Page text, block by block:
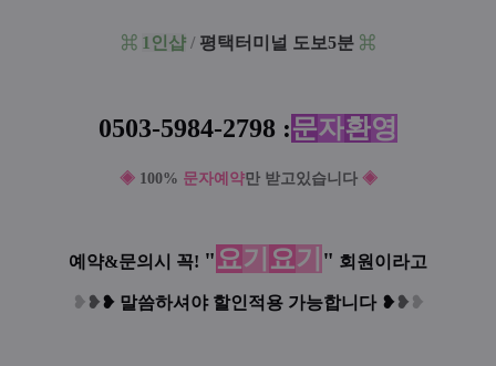
⌘ 1인샵 / 평택터미널 도보5분 ⌘
0503-5984-2798 :문자환영
◈ 100% 문자예약만 받고있습니다 ◈
예약&문의시 꼭! "요기 요기 " 회원이라고
❥ ❥❥ 말씀하셔야 할인적용 가능합니다 ❥❥ ❥